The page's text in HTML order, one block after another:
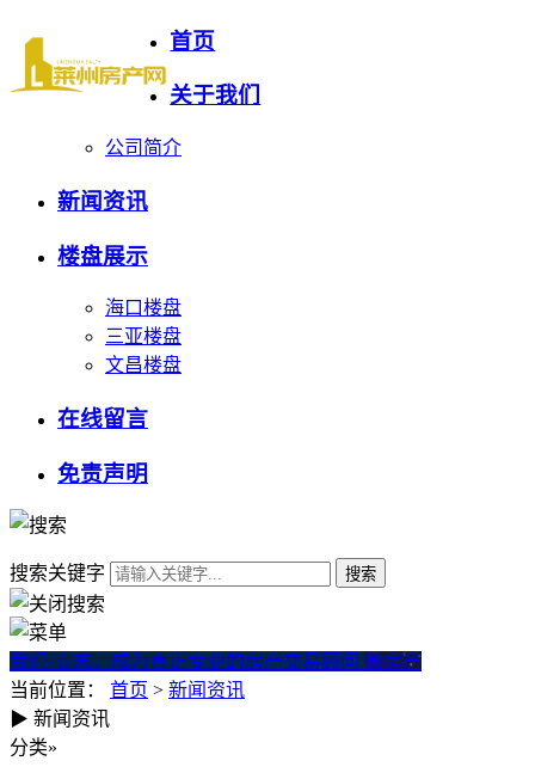
首页
关于我们
公司简介
新闻资讯
楼盘展示
海口楼盘
三亚楼盘
文昌楼盘
在线留言
免责声明
搜索关键字
我们·立志。成为真正专业的房产交易顾问 微房产
当前位置： 首页 > 新闻资讯
买二手房竟然有这么多坑，这
▶ 新闻资讯
分类»